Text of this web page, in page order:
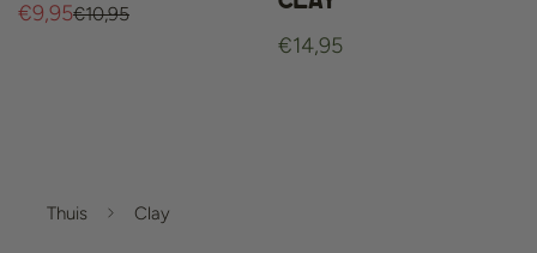
Verkoopprijs
€9,95
Normale€10,95
Normale
€14,95
Thuis Clay